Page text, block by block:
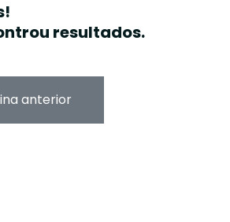
resultados.
anterior